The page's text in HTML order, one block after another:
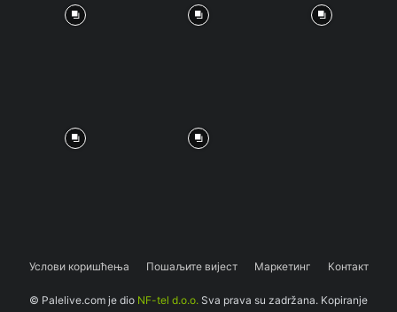
Услови коришћења Пошаљите вијест Маркетинг Контакт
© Palelive.com je dio NF-tel d.o.o. Sva prava su zadržana. Kopiranje